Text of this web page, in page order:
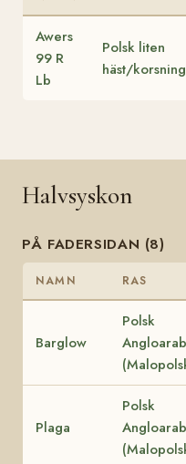
Awers
99 R
Lb
Polsk liten
häst/korsning
Halvsyskon
PÅ FADERSIDAN (8)
NAMN RAS
Barglow
Polsk
Angloarab
Plaga
Polsk
Angloarab